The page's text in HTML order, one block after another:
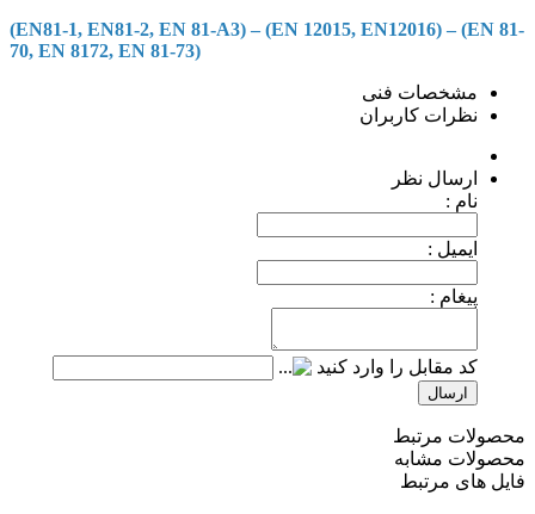
(EN81-1, EN81-2, EN 81-A3) – (EN 12015, EN12016) – (EN 81-
70, EN 8172, EN 81-73)
مشخصات فنی
نظرات کاربران
ارسال نظر
نام :
ایمیل :
پیغام :
کد مقابل را وارد کنید
ارسال
محصولات مرتبط
محصولات مشابه
فایل های مرتبط